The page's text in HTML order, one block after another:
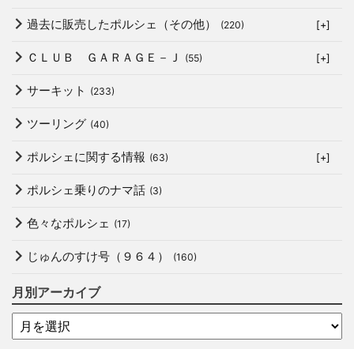
過去に販売したポルシェ（その他） (220) [+]
ＣＬＵＢ ＧＡＲＡＧＥ－Ｊ (55) [+]
サーキット (233)
ツーリング (40)
ポルシェに関する情報 (63) [+]
ポルシェ乗りのナマ話 (3)
色々なポルシェ (17)
じゅんのすけ号（９６４） (160)
月別アーカイブ